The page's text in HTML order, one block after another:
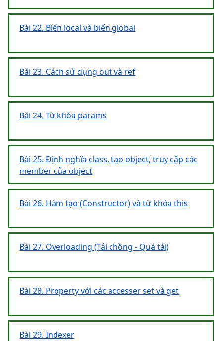
Bài 22. Biến local và biến global
Bài 23. Cách sử dụng out và ref
Bài 24. Từ khóa params
Bài 25. Định nghĩa class, tạo object, truy cập các
member của object
Bài 26. Hàm tạo (Constructor) và từ khóa this
Bài 27. Overloading (Tải chồng - Quá tải)
Bài 28. Property với các accesser set và get
Bài 29. Indexer